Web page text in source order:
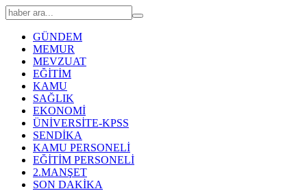
GÜNDEM
MEMUR
MEVZUAT
EĞİTİM
KAMU
SAĞLIK
EKONOMİ
ÜNİVERSİTE-KPSS
SENDİKA
KAMU PERSONELİ
EĞİTİM PERSONELİ
2.MANŞET
SON DAKİKA